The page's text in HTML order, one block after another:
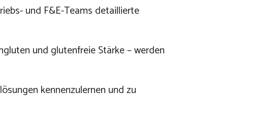
und F&E-Teams detaillierte
und glutenfreie Stärke – werden
kennenzulernen und zu